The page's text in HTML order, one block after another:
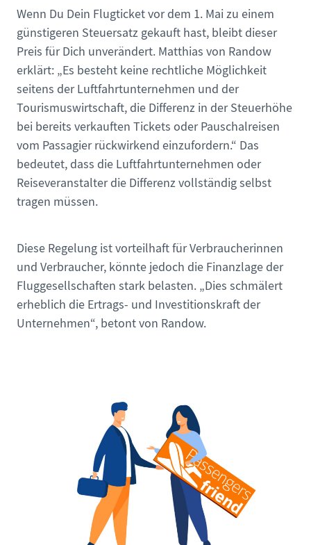
Wenn Du Dein Flugticket vor dem 1. Mai zu einem
günstigeren Steuersatz gekauft hast, bleibt dieser
Preis für Dich unverändert. Matthias von Randow
erklärt: „Es besteht keine rechtliche Möglichkeit
seitens der Luftfahrtunternehmen und der
Tourismuswirtschaft, die Differenz in der Steuerhöhe
bei bereits verkauften Tickets oder Pauschalreisen
vom Passagier rückwirkend einzufordern.“ Das
bedeutet, dass die Luftfahrtunternehmen oder
Reiseveranstalter die Differenz vollständig selbst
tragen müssen.
Diese Regelung ist vorteilhaft für Verbraucherinnen
und Verbraucher, könnte jedoch die Finanzlage der
Fluggesellschaften stark belasten. „Dies schmälert
erheblich die Ertrags- und Investitionskraft der
Unternehmen“, betont von Randow.